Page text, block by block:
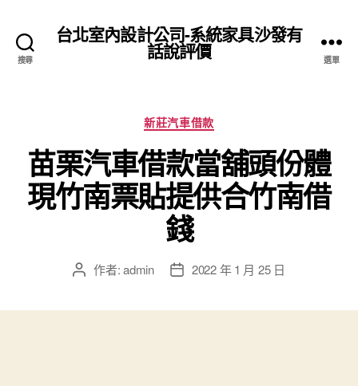
搜尋
台北室內設計公司-系統家具沙發有
話說評價 選單
分
類
新莊汽車借款
苗栗汽車借款當舖頭份體
現竹南票貼提供合竹南借
錢
文 作者:admin
文 2022 年 1 月 25 日